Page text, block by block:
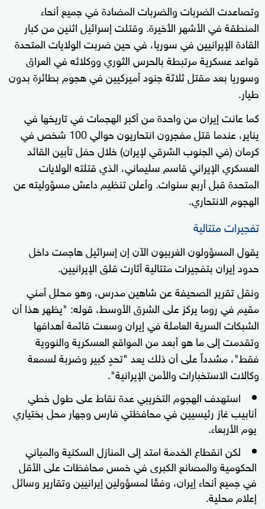
وتصاعدت الضربات والضربات المضادة في جميع أنحاء
المنطقة في الأشهر الأخيرة. وقتلت إسرائيل اثنين من كبار
القادة الإيرانيين في سوريا، في حين ضربت الولايات المتحدة
قواعد عسكرية مرتبطة بالحرس الثوري ووكلائه في العراق
وسوريا بعد مقتل ثلاثة جنود أميركيين في هجوم بطائرة بدون
طيار.
كما عانت إيران من واحدة من أكبر الهجمات في تاريخها في
يناير، عندما قتل مفجرون انتحاريون حوالي 100 شخص في
كرمان (في الجنوب الشرقي لإيران) خلال حفل تأبين القائد
العسكري الإيراني قاسم سليماني، الذي قتلته الولايات
المتحدة قبل أربع سنوات. وأعلن تنظيم داعش مسؤوليته عن
الهجوم الانتحاري.
تفجيرات متتالية
يقول المسؤولون الغربيون الآن إن إسرائيل هاجمت داخل
حدود إيران بتفجيرات متتالية أثارت قلق الإيرانيين.
ونقل تقرير الصحيفة عن شاهين مدرس، وهو محلل أمني
مقيم في روما يركز على الشرق الأوسط، قوله: "يظهر هذا أن
الشبكات السرية العاملة في إيران وسعت قائمة أهدافها
وتقدمت إلى ما هو أبعد من المواقع العسكرية والنووية
فقط"، مشدداً على أن ذلك يعد "تحدٍ كبير وضربة لسمعة
وكالات الاستخبارات والأمن الإيرانية".
استهدف الهجوم التخريبي عدة نقاط على طول خطي
أنابيب غاز رئيسيين في محافظتي فارس وجهار محل بختياري
يوم الأربعاء.
لكن انقطاع الخدمة امتد إلى المنازل السكنية والمباني
الحكومية والمصانع الكبرى في خمس محافظات على الأقل
في جميع أنحاء إيران، وفقًا لمسؤولين إيرانيين وتقارير وسائل
إعلام محلية.